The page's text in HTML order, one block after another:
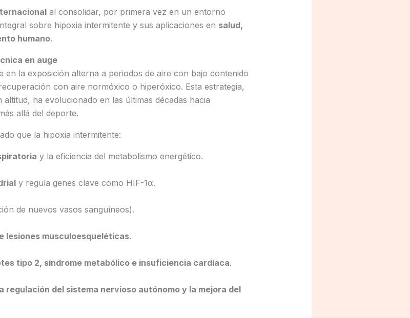
al consolidar, por primera vez en un entorno
sobre hipoxia intermitente y sus aplicaciones en salud,
humano.
en auge
en la exposición alterna a periodos de aire con bajo contenido
con aire normóxico o hiperóxico. Esta estrategia,
ha evolucionado en las últimas décadas hacia
allá del deporte.
que la hipoxia intermitente:
y la eficiencia del metabolismo energético.
y regula genes clave como HIF-1α.
de nuevos vasos sanguíneos).
lesiones musculoesqueléticas.
tipo 2, síndrome metabólico e insuficiencia cardíaca.
regulación del sistema nervioso autónomo y la mejora del